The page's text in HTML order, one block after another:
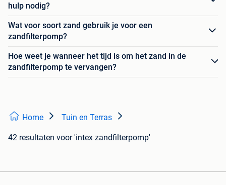
hulp nodig?
Wat voor soort zand gebruik je voor een
zandfilterpomp?
Hoe weet je wanneer het tijd is om het zand in de
zandfilterpomp te vervangen?
Home Tuin en Terras
42 resultaten voor 'intex zandfilterpomp'